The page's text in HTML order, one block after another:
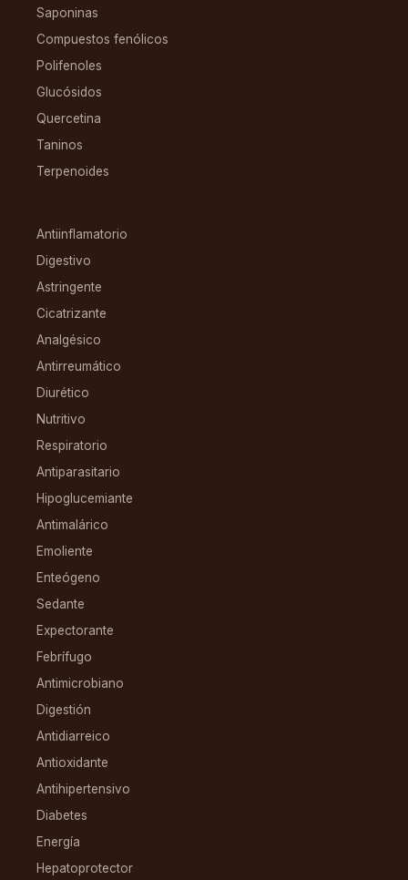
Saponinas
Compuestos fenólicos
Polifenoles
Glucósidos
Quercetina
Taninos
Terpenoides
Antiinflamatorio
Digestivo
Astringente
Cicatrizante
Analgésico
Antirreumático
Diurético
Nutritivo
Respiratorio
Antiparasitario
Hipoglucemiante
Antimalárico
Emoliente
Enteógeno
Sedante
Expectorante
Febrífugo
Antimicrobiano
Digestión
Antidiarreico
Antioxidante
Antihipertensivo
Diabetes
Energía
Hepatoprotector